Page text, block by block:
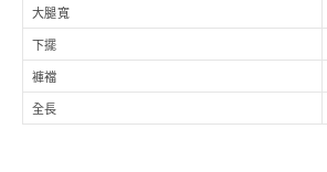
大腿寬
下擺
褲襠
全長